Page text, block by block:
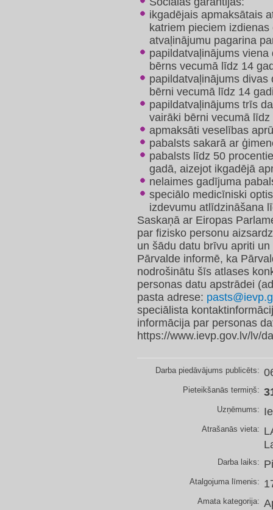
ikgadējais apmaksātais
katriem pieciem
atvaļinājumu pagarina
papildatvaļinājums
bērns vecumā līdz 14
papildatvaļinājums
bērni vecumā līdz 14
papildatvaļinājums trīs
vairāki bērni vecumā
apmaksāti veselības
pabalsts sakarā ar
pabalsts līdz 50
gadā, aizejot ikgadējā
nelaimes gadījuma
speciālo medicīniski
izdevumu atlīdzināšana
Saskaņā ar Eiropas
par fizisko personu
un šādu datu brīvu apriti
Pārvalde informē, ka
nodrošinātu šīs atlases
personas datu apstrādei
pasta adrese:
speciālista
informācija par personas
https://www.ievp.gov.lv/lv/
Darba piedāvājums publicēts:
Pieteikšanās termiņš:
Uzņēmums:
Atrašanās vieta:
Darba laiks:
Atalgojuma līmenis:
Amata kategorija: